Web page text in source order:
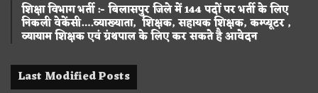
शिक्षा विभाग भर्ती :- बिलासपुर जिले में 144 पदों पर भर्ती के लिए
निकली वेकेंसी….व्याख्याता, शिक्षक, सहायक शिक्षक, कम्प्यूटर ,
व्यायाम शिक्षक एवं ग्रंथपाल के लिए कर सकते है आवेदन
Last Modified Posts